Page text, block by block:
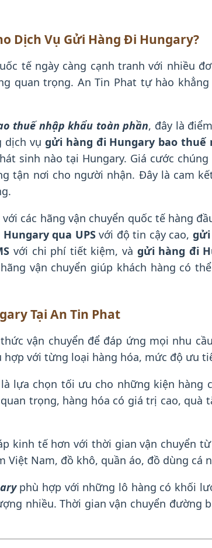
Dịch Vụ Gửi Hàng Đi Hungary?
tế ngày càng cạnh tranh với nhiều
quan trọng. An Tin Phat tự hào
thuế nhập khẩu toàn phần, đây là
dịch vụ gửi hàng đi Hungary bao thuế
sinh nào tại Hungary. Giá cước
tận nơi cho người nhận. Đây là cam
các hãng vận chuyển quốc tế hàng
qua UPSvới độ tin cậy cao, gửi
với chi phí tiết kiệm, và gửi hàng đi
vận chuyển giúp khách hàng có
Tại An Tin Phat
vận chuyển để đáp ứng mọi nhu
với từng loại hàng hóa, mức độ ưu
lựa chọn tối ưu cho những kiện hàng
trọng, hàng hóa có giá trị cao,
kinh tế hơn với thời gian vận chuyển
Nam, đồ khô, quần áo, đồ dùng cá
phù hợp với những lô hàng có khối
nhiều. Thời gian vận chuyển